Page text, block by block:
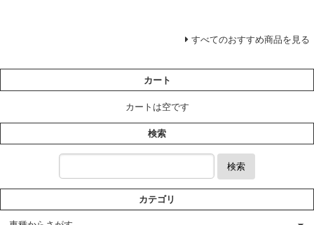
すべてのおすすめ商品を見る
カート
カートは空です
検索
検索
カテゴリ